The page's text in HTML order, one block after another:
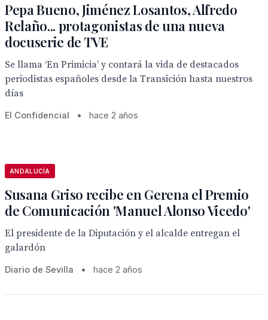
Pepa Bueno, Jiménez Losantos, Alfredo
Relaño... protagonistas de una nueva
docuserie de TVE
Se llama ‘En Primicia’ y contará la vida de destacados
periodistas españoles desde la Transición hasta nuestros
días
El Confidencial • hace 2 años
ANDALUCÍA
Susana Griso recibe en Gerena el Premio
de Comunicación 'Manuel Alonso Vicedo'
El presidente de la Diputación y el alcalde entregan el
galardón
Diario de Sevilla • hace 2 años